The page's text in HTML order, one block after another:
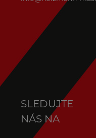
SLEDUJTE
NÁS NA